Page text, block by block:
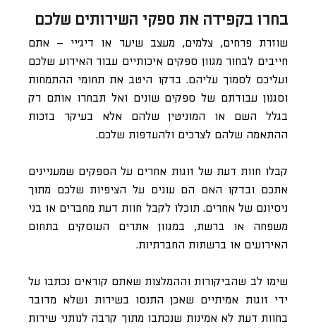
בחרו בקפידה את ספקי השירותים שלכם
שוזרת פרחים, צלמים, מעצב שיער או דיג’יי – אתם
חייבים לבחור מגוון ספקים איכותיים עבור האירוע שלכם
ועליכם לסמוך עליהם. בדקו היטב את תחומי ההתמחות
וסגנון עבודתם של ספקים שונים ואל תבחרו אותם רק
בגלל השם או המוניטין שלהם אלא בעיקר בזכות
ההתאמה שלהם לצרכים ולהעדפות שלכם.
קבלו חוות דעת של זוגות אחרים על הספקים שמעניינים
אתכם ובדקו האם הם עונים על הציפיות שלכם מתוך
ניסיונם של אחרים. תוכלו לקבל חוות דעת מחברים או בני
משפחה או ברשת, במגוון אתרים העוסקים בתחום
האירועים או ברשתות החברתיות.
שימו לב שהביקורות וההמלצות שאתם קוראים נכתבו על
ידי זוגות אמיתיים שאכן התנסו בשירות ושלא מדובר
בחוות דעת לא אמינות שנכתבו מתוך קרבה לנותני שירות